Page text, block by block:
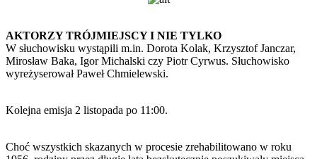
AKTORZY TRÓJMIEJSCY I NIE TYLKO
W słuchowisku wystąpili m.in. Dorota Kolak, Krzysztof Janczar,
Mirosław Baka, Igor Michalski czy Piotr Cyrwus. Słuchowisko
wyreżyserował Paweł Chmielewski.
Kolejna emisja 2 listopada po 11:00.
Choć wszystkich skazanych w procesie zrehabilitowano w roku